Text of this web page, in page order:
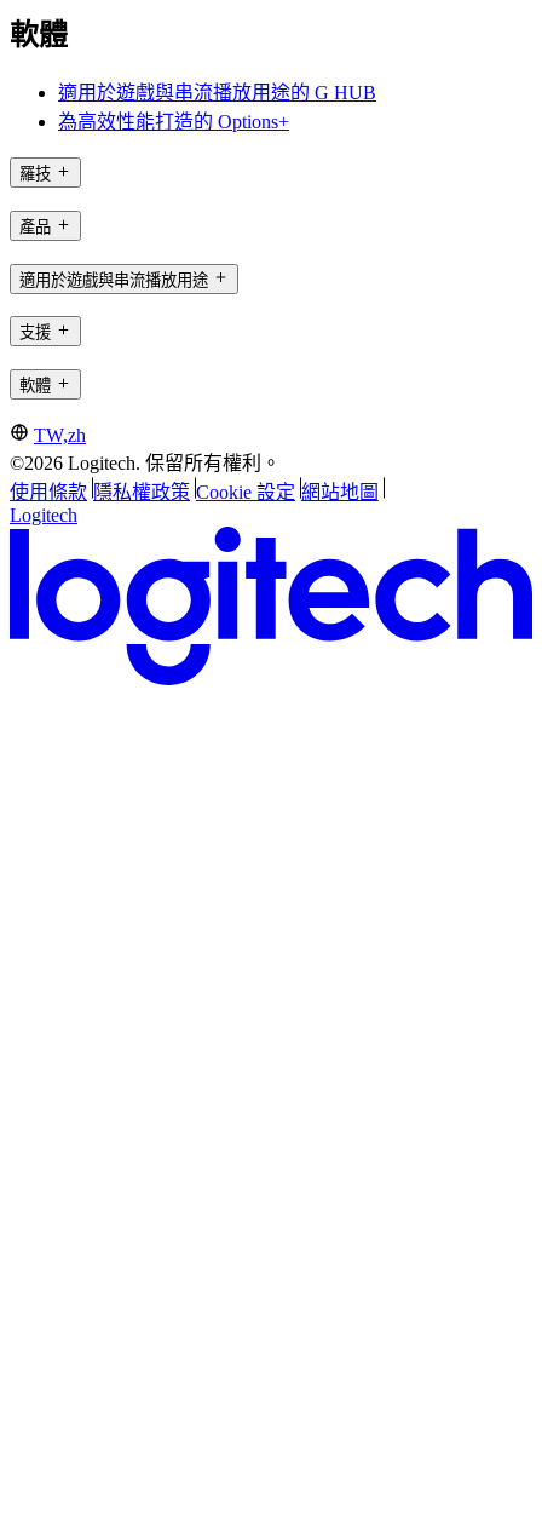
軟體
適用於遊戲與串流播放用途的 G HUB
為高效性能打造的 Options+
羅技
產品
適用於遊戲與串流播放用途
支援
軟體
TW,zh
©2026 Logitech. 保留所有權利。
使用條款 隱私權政策 Cookie 設定 網站地圖
Logitech